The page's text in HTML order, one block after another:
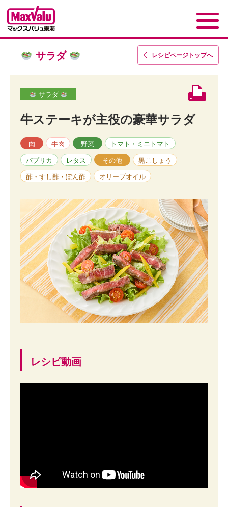
レシピページトップへ
サラダ
サラダ
牛ステーキが主役の豪華サラダ
肉 牛肉 野菜 トマト・ミニトマト
パプリカ レタス その他 黒こしょう
酢・すし酢・ぽん酢 オリーブオイル
レシピ動画